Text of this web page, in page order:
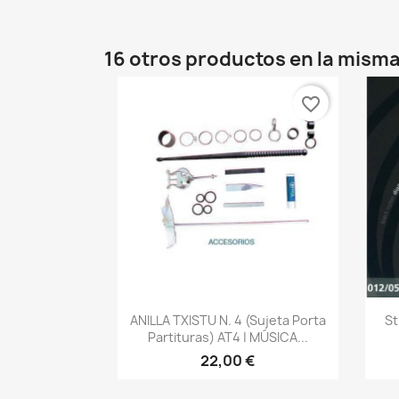
16 otros productos en la
Vista rápida
ANILLA TXISTU N. 4 (Sujeta Porta
Partituras) AT4 | MÚSICA...
22,00 €
favorite_border